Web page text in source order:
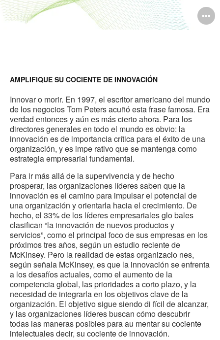
AMPLIFIQUE SU COCIENTE DE INNOVACIÓN
Innovar o morir. En 1997, el escritor americano del mundo
de los negocios Tom Peters acuñó esta frase famosa. Era
verdad entonces y aún es más cierto ahora. Para los
directores generales en todo el mundo es obvio: la
innovación es de importancia crítica para el éxito de una
organización, y es impe rativo que se mantenga como
estrategia empresarial fundamental.
Para ir más allá de la supervivencia y de hecho
prosperar, las organizaciones líderes saben que la
innovación es el camino para impulsar el potencial de
una organización y orientarla hacia el crecimiento. De
hecho, el 33% de los líderes empresariales glo bales
clasifican “la innovación de nuevos productos y
servicios”, como el principal foco de sus empresas en los
próximos tres años, según un estudio reciente de
McKinsey. Pero la realidad de estas organizacio nes,
según señala McKinsey, es que la innovación se enfrenta
a los desafíos actuales, como el aumento de la
competencia global, las prioridades a corto plazo, y la
necesidad de integrarla en los objetivos clave de la
organización. El objetivo sigue siendo di fícil de alcanzar,
y las organizaciones líderes buscan cómo descubrir
todas las maneras posibles para au mentar su cociente
intelectuales decir, su cociente de innovación.